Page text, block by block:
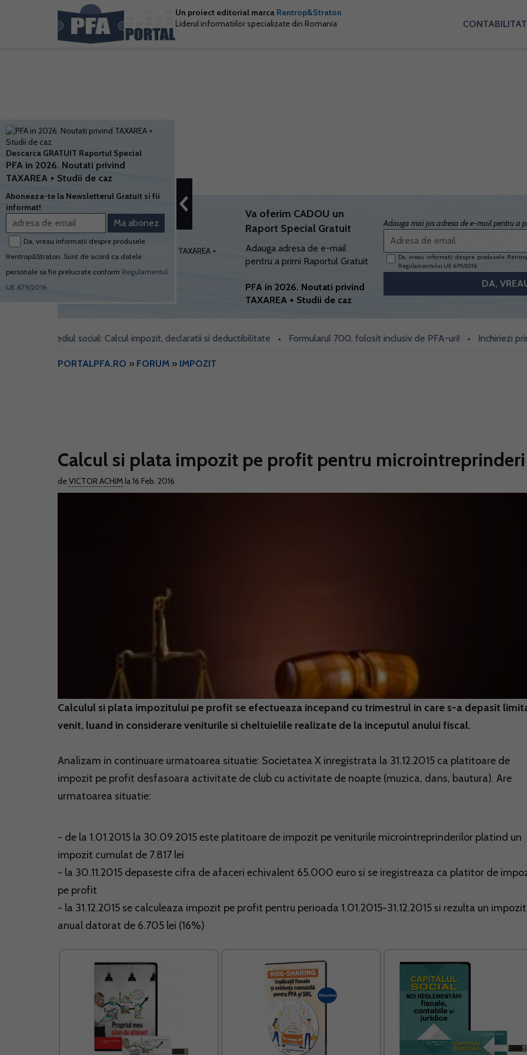
Un proiect editorial marca Rentrop&Straton
Liderul informatiilor specializate din Romania
Va oferim CADOU un
Raport Special Gratuit
Adauga adresa de e-mail
pentru a primi Raportul Gratuit
PFA in 2026. Noutati privind
TAXAREA + Studii de caz
Adauga mai jos adresa de e-mail pentru a
Da, vreau informatii despre produsele
Regulamentului UE 679/2016
sediul social: Calcul impozit, declaratii si deductibilitate • Formularul 700, folosit inclusiv de PFA-uri! • Inchiriezi prin
PORTALPFA.RO » FORUM » IMPOZIT
Calcul si plata impozit pe profit pentru microintreprinderi
deVICTOR ACHIM la 16 Feb. 2016
Calculul si plata impozitului pe profit se efectueaza incepand cu trimestrul in care s-a depasit
venit, luand in considerare veniturile si cheltuielile realizate de la inceputul anului fiscal.
Analizam in continuare urmatoarea situatie: Societatea X inregistrata la 31.12.2015 ca platitoare de
impozit pe profit desfasoara activitate de club cu activitate de noapte (muzica, dans, bautura). Are
urmatoarea situatie:
- de la 1.01.2015 la 30.09.2015 este platitoare de impozit pe veniturile microintreprinderilor platind un
impozit cumulat de 7.817 lei
- la 30.11.2015 depaseste cifra de afaceri echivalent 65.000 euro si se iregistreaza ca platitor de
pe profit
- la 31.12.2015 se calculeaza impozit pe profit pentru perioada 1.01.2015-31.12.2015 si rezulta un impozit
anual datorat de 6.705 lei (16%)
Descarca GRATUIT Raportul Special
PFA in 2026. Noutati privind
TAXAREA + Studii de caz
Aboneaza-te la Newsletterul Gratuit si fii
informat!
Da, vreau informatii despre produsele
Rentrop&Straton. Sunt de acord ca datele
personale sa fie prelucrate conform Regulamentul
UE 679/2016